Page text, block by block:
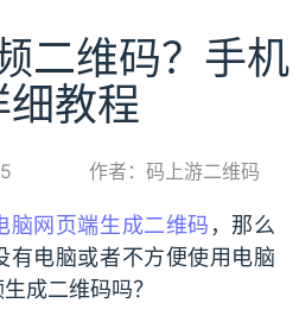
二维码？手机
细教程
作者：码上游二维码
脑网页端生成二维码 ，那么
有电脑或者不方便使用电脑
成二维码吗？